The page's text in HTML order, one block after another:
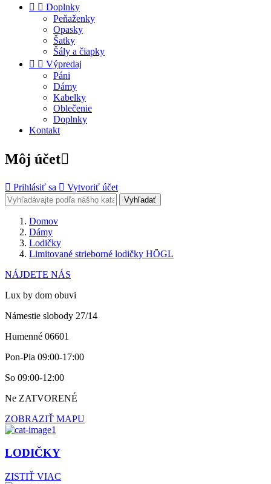
  Doplnky
Peňaženky
Opasky
Šatky
Šály a čiapky
  Výpredaj
Páni
Dámy
Kabelky
Oblečenie
Doplnky
Kontakt
Môj účet
 Prihlásiť sa  Vytvoriť účet
Vyhľadať
Domov
Dámy
Lodičky
Limitované strieborné lodičky HŌGL
NÁJDETE NÁS
Lux by dom obuvi
Námestie slobody 27/14
Humenné 06601
Pon-Pia 09:00-17:00
So 09:00-12:00
Ne ZATVORENÉ
ZOBRAZIŤ MAPU
LODIČKY
ZISTIŤ VIAC